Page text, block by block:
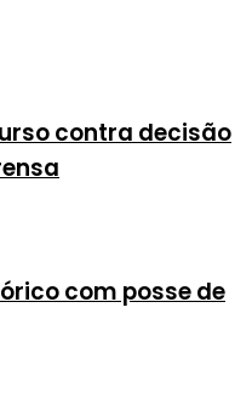
contra decisão
com posse de